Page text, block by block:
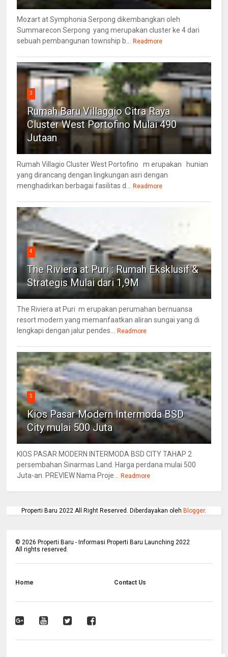
Mozart at Symphonia Serpong dikembangkan oleh
Summarecon Serpong yang merupakan cluster ke 4 dari
sebuah pembangunan township b...
Readmore
3
Rumah Baru Villaggio Citra Raya
Cluster West Portofino Mulai 490
Jutaan
Rumah Villagio Cluster West Portofino m erupakan hunian
yang dirancang dengan lingkungan asri dengan
menghadirkan berbagai fasilitas d...
Readmore
4
The Riviera at Puri : Rumah Eksklusif &
Strategis Mulai dari 1,9M
The Riviera at Puri m erupakan perumahan bernuansa
resort modern yang memanfaatkan aliran sungai yang di
lengkapi dengan jalur pendes...
Readmore
5
Kios Pasar Modern Intermoda BSD
City mulai 500 Juta
KIOS PASAR MODERN INTERMODA BSD CITY TAHAP 2
persembahan Sinarmas Land. Harga perdana mulai 500
Juta-an. PREVIEW Nama Proje...
Readmore
Properti Baru 2022 All Right Reserved. Diberdayakan oleh Blogger.
©2026 Properti Baru - Informasi Properti Baru Launching 2022
All rights reserved.
Home Contact Us